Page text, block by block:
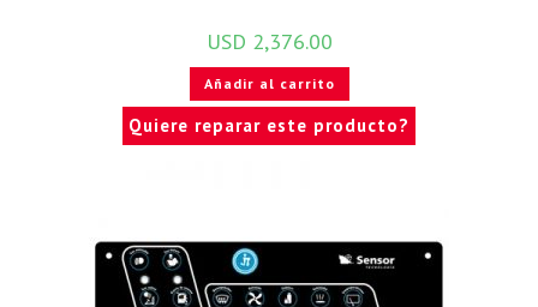
USD 2,376.00
Añadir al carrito
Quiere reparar este producto?